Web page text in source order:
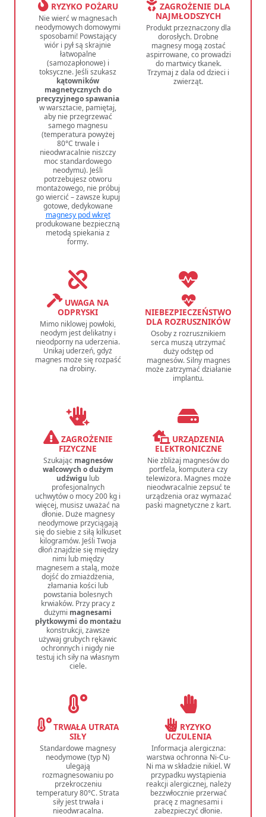
RYZYKO POŻARU
Nie wierć w magnesach
neodymowych domowymi
sposobami! Powstający
wiór i pył są skrajnie
łatwopalne
(samozapłonowe) i
toksyczne. Jeśli szukasz
kątowników
magnetycznych do
precyzyjnego spawania
w warsztacie, pamiętaj,
aby nie przegrzewać
samego magnesu
(temperatura powyżej
80°C trwale i
nieodwracalnie niszczy
moc standardowego
neodymu). Jeśli
potrzebujesz otworu
montażowego, nie próbuj
go wiercić – zawsze kupuj
gotowe, dedykowane
magnesy pod wkręt
produkowane bezpieczną
metodą spiekania z
formy.
ZAGROŻENIE DLA
NAJMŁODSZYCH
Produkt przeznaczony dla
dorosłych. Drobne
magnesy mogą zostać
aspirrowane, co prowadzi
do martwicy tkanek.
Trzymaj z dala od dzieci i
zwierząt.
UWAGA NA
ODPRYSKI
Mimo niklowej powłoki,
neodym jest delikatny i
nieodporny na uderzenia.
Unikaj uderzeń, gdyż
magnes może się rozpaść
na drobiny.
NIEBEZPIECZEŃSTWO
DLA ROZRUSZNIKÓW
Osoby z rozrusznikiem
serca muszą utrzymać
duży odstęp od
magnesów. Silny magnes
może zatrzymać działanie
implantu.
ZAGROŻENIE
FIZYCZNE
Szukając magnesów
walcowych o dużym
udźwigu lub
profesjonalnych
uchwytów o mocy 200 kg i
więcej, musisz uważać na
dłonie. Duże magnesy
neodymowe przyciągają
się do siebie z siłą kilkuset
kilogramów. Jeśli Twoja
dłoń znajdzie się między
nimi lub między
magnesem a stalą, może
dojść do zmiażdżenia,
złamania kości lub
powstania bolesnych
krwiaków. Przy pracy z
dużymi magnesami
płytkowymi do montażu
konstrukcji, zawsze
używaj grubych rękawic
ochronnych i nigdy nie
testuj ich siły na własnym
ciele.
URZĄDZENIA
ELEKTRONICZNE
Nie zbliżaj magnesów do
portfela, komputera czy
telewizora. Magnes może
nieodwracalnie zepsuć te
urządzenia oraz wymazać
paski magnetyczne z kart.
TRWAŁA UTRATA
SIŁY
Standardowe magnesy
neodymowe (typ N)
ulegają
rozmagnesowaniu po
przekroczeniu
temperatury 80°C. Strata
siły jest trwała i
nieodwracalna.
RYZYKO
UCZULENIA
Informacja alergiczna:
warstwa ochronna Ni-Cu-
Ni ma w składzie nikiel. W
przypadku wystąpienia
reakcji alergicznej, należy
bezzwłocznie przerwać
pracę z magnesami i
zabezpieczyć dłonie.